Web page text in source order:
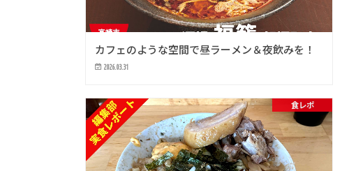
カフェのような空間で昼ラーメン＆夜飲みを！
2026.03.31
食レポ